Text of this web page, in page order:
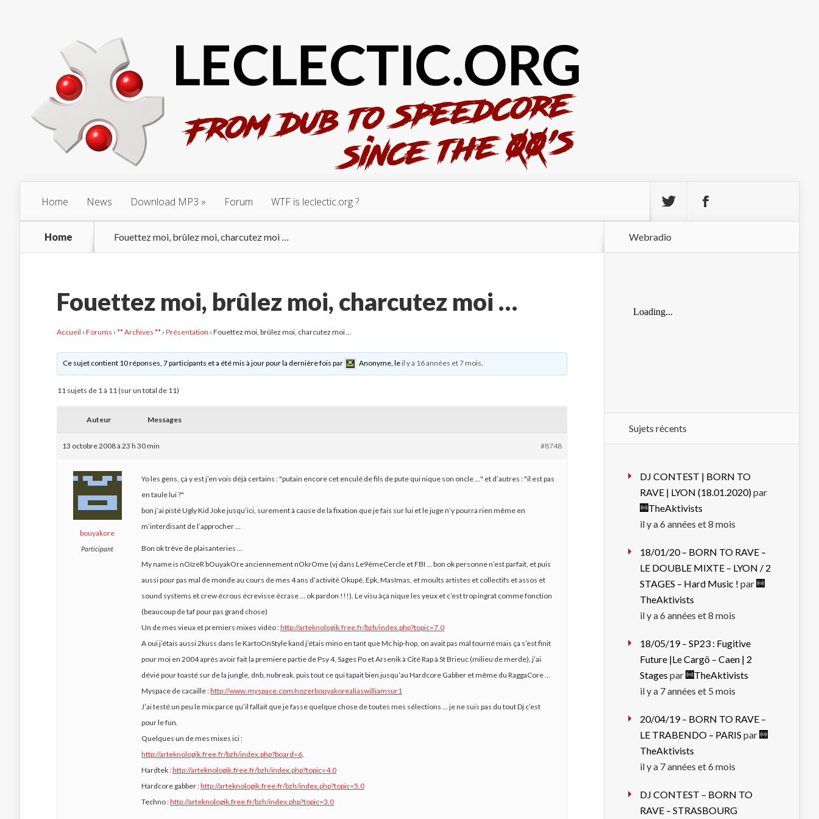
Home News Download MP3 Forum WTF is leclectic.org ?
Home Fouettez moi, brûlez moi, charcutez moi …
Fouettez moi, brûlez moi, charcutez moi …
Accueil › Forums › ** Archives ** › Présentation › Fouettez moi, brûlez moi, charcutez moi …
Ce sujet contient 10 réponses, 7 participants et a été mis à jour pour la dernière fois par Anonyme, leil y a 16 années et 7 mois.
11 sujets de 1 à 11 (sur un total de 11)
Auteur Messages
13 octobre 2008 à 23 h 30 min #8748
bouyakore
Participant
Yo les gens, ça y est j’en vois déjà certains : "putain encore cet enculé de fils de pute qui nique son oncle …" et d’autres : "il est pas
en taule lui ?"
bon j’ai pisté Ugly Kid Joke jusqu’ici, surement à cause de la fixation que je fais sur lui et le juge n’y pourra rien même en
m’interdisant de l’approcher …
Bon ok trêve de plaisanteries …
My name is nOïzeR bOuyakOre anciennement nOkrOme (vj dans Le9èmeCercle et FBI … bon ok personne n’est parfait, et puis
aussi pour pas mal de monde au cours de mes 4 ans d’activité Okupé, Epk, MasImas, et moults artistes et collectifs et assos et
sound systems et crew écrous écrevisse écrase … ok pardon !!!). Le visu àça nique les yeux et c’est trop ingrat comme fonction
(beaucoup de taf pour pas grand chose)
Un de mes vieux et premiers mixes vidéo :http://arteknologik.free.fr/bzh/index.php?topic=7.0
A oui j’étais aussi 2kuss dans le KartoOnStyle kand j’étais mino en tant que Mc hip-hop, on avait pas mal tourné mais ça s’est finit
pour moi en 2004 après avoir fait la premiere partie de Psy 4, Sages Po et Arsenik à Cité Rap à St Brieuc (milieu de merde), j’ai
dévié pour toasté sur de la jungle, dnb, nubreak, puis tout ce qui tapait bien jusqu’au Hardcore Gabber et même du RaggaCore …
Myspace de cacaille :http://www.myspace.com/nozerbouyakorealiaswilliamsur1
J’ai testé un peu le mix parce qu’il fallait que je fasse quelque chose de toutes mes sélections … je ne suis pas du tout Dj c’est
pour le fun.
Quelques un de mes mixes ici :
http://arteknologik.free.fr/bzh/index.php?board=6.
Hardtek :http://arteknologik.free.fr/bzh/index.php?topic=4.0
Hardcore gabber :http://arteknologik.free.fr/bzh/index.php?topic=5.0
Techno :http://arteknologik.free.fr/bzh/index.php?topic=3.0
Webradio
Sujets récents
DJ CONTEST | BORN TO
RAVE | LYON (18.01.2020)par
TheAktivists
il y a 6 années et 8 mois
18/01/20 – BORN TO RAVE –
LE DOUBLE MIXTE – LYON / 2
STAGES – Hard Music ! par
TheAktivists
il y a 6 années et 8 mois
18/05/19 – SP23 : Fugitive
Future |Le Cargö – Caen | 2
Stages par
TheAktivists
il y a 7 années et 5 mois
20/04/19 – BORN TO RAVE –
LE TRABENDO – PARIS par
TheAktivists
il y a 7 années et 6 mois
DJ CONTEST – BORN TO
RAVE – STRASBOURG